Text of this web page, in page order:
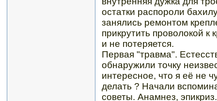
остатки распороли
занялись ремонтом
прикрутить проволокой
и не потеряется.
Первая "травма".
обнаружили точку
интересное, что я её не
делать ? Начали
советы. Анамнез,